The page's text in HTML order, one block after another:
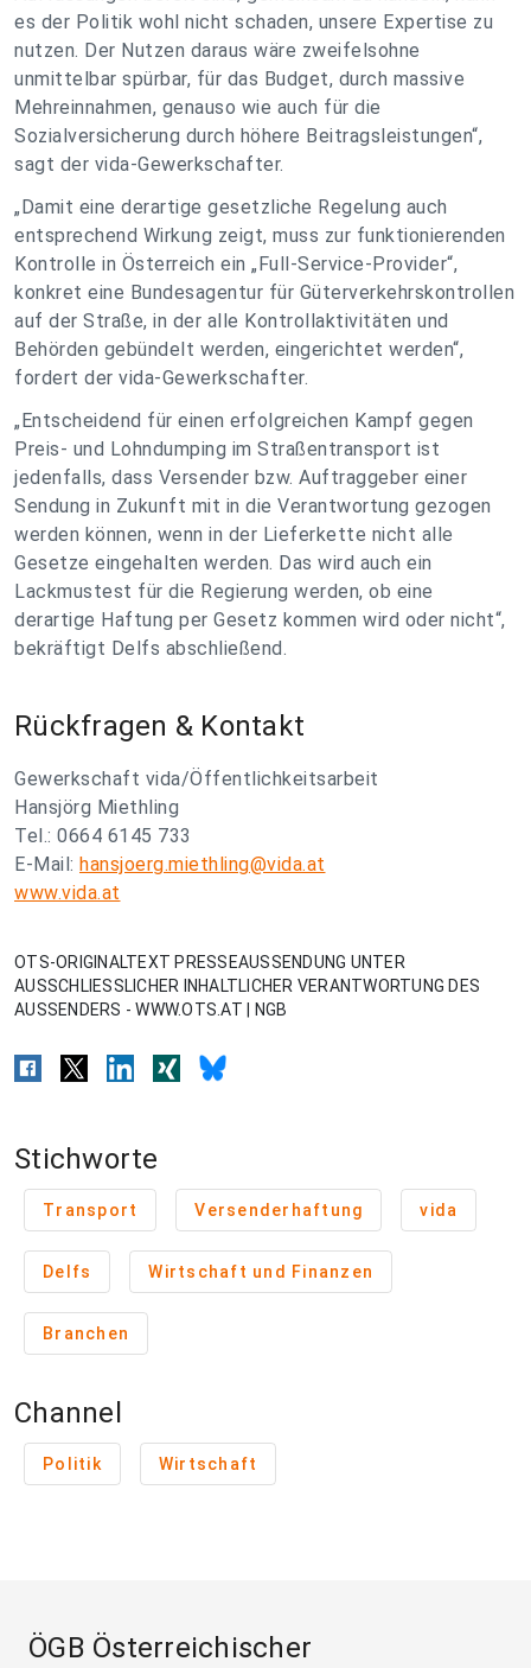
es der Politik wohl nicht schaden, unsere Expertise zu
nutzen. Der Nutzen daraus wäre zweifelsohne
unmittelbar spürbar, für das Budget, durch massive
Mehreinnahmen, genauso wie auch für die
Sozialversicherung durch höhere Beitragsleistungen“,
sagt der vida-Gewerkschafter.
„Damit eine derartige gesetzliche Regelung auch
entsprechend Wirkung zeigt, muss zur funktionierenden
Kontrolle in Österreich ein „Full-Service-Provider“,
konkret eine Bundesagentur für Güterverkehrskontrollen
auf der Straße, in der alle Kontrollaktivitäten und
Behörden gebündelt werden, eingerichtet werden“,
fordert der vida-Gewerkschafter.
„Entscheidend für einen erfolgreichen Kampf gegen
Preis- und Lohndumping im Straßentransport ist
jedenfalls, dass Versender bzw. Auftraggeber einer
Sendung in Zukunft mit in die Verantwortung gezogen
werden können, wenn in der Lieferkette nicht alle
Gesetze eingehalten werden. Das wird auch ein
Lackmustest für die Regierung werden, ob eine
derartige Haftung per Gesetz kommen wird oder nicht“,
bekräftigt Delfs abschließend.
Rückfragen & Kontakt
Gewerkschaft vida/Öffentlichkeitsarbeit
Hansjörg Miethling
Tel.: 0664 6145 733
E-Mail: hansjoerg.miethling@vida.at
www.vida.at
OTS-ORIGINALTEXT PRESSEAUSSENDUNG UNTER
AUSSCHLIESSLICHER INHALTLICHER VERANTWORTUNG DES
AUSSENDERS - WWW.OTS.AT | NGB
Stichworte
Transport Versenderhaftung vida
Delfs Wirtschaft und Finanzen
Branchen
Channel
Politik Wirtschaft
ÖGB Österreichischer